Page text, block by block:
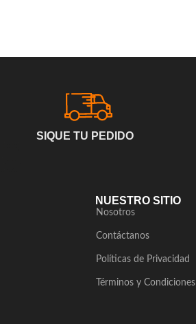
SIQUE TU PEDIDO
NUESTRO SITIO
Nosotros
Contáctanos
Políticas de Privacidad
Términos y Condiciones